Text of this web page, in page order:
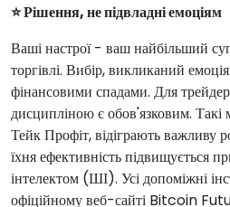
⭐ Рішення, не підвладні емоціям
Ваші настрої - ваш найбільший
торгівлі. Вибір, викликаний
фінансовими спадами. Для
дисципліною є обов'язковим. Такі
Тейк Профіт, відіграють важливу
їхня ефективність підвищується
інтелектом (ШІ). Усі допоміжні
офіційному веб-сайті Bitcoin